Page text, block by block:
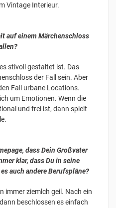
Vintage Interieur.
auf einem Märchenschloss
stivoll gestaltet ist. Das
der Fall sein. Aber
Fall urbane Locations.
um Emotionen. Wenn die
und frei ist, dann spielt
dass Dein Großvater
klar, dass Du in seine
auch andere Berufspläne?
immer ziemlch geil. Nach ein
beschlossen es einfach